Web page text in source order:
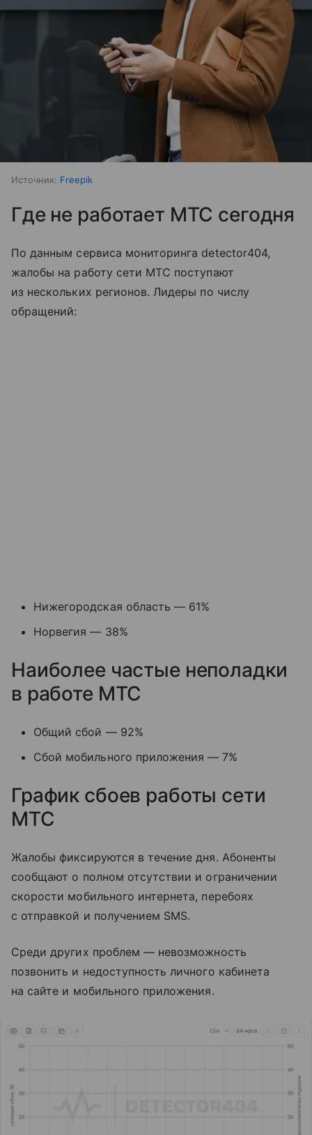
Источник: Freepik
Где не работает МТС сегодня
По данным сервиса мониторинга detector404,
жалобы на работу сети МТС поступают
из нескольких регионов. Лидеры по числу
обращений:
Нижегородская область — 61%
Норвегия — 38%
Наиболее частые неполадки
в работе МТС
Общий сбой — 92%
Сбой мобильного приложения — 7%
График сбоев работы сети
МТС
Жалобы фиксируются в течение дня. Абоненты
сообщают о полном отсутствии и ограничении
скорости мобильного интернета, перебоях
с отправкой и получением SMS.
Среди других проблем — невозможность
позвонить и недоступность личного кабинета
на сайте и мобильного приложения.